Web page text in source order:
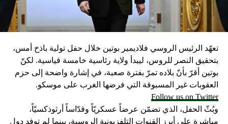
تعهّد الرئيس الروسي فلاديمير بوتين خلال حفل تولية باذخ أمس،
بتحقيق النصر للروس، ليبدأ ولاية رئاسية خامسة قياسية. لكنّ
بوتين أقرّ بأنّ بلاده تمرّ بفترة صعبة، في إشارة واضحة إلى حزم
العقوبات غير المسبوقة التي فرضها الغرب على موسكو.
Follow us on Twitter
وبُثّ الحفل، الذي تضمّن عرضاً عسكريّاً وقدّاساً أرثوذكسيّاً،
مباشرة على أبرز القنوات التلفزيونية الروسية، بينما لم توفد دول